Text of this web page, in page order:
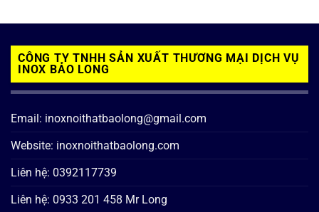
CÔNG TY TNHH SẢN XUẤT THƯƠNG MẠI DỊCH VỤ
INOX BẢO LONG
Email: inoxnoithatbaolong@gmail.com
Website: inoxnoithatbaolong.com
Liên hệ: 0392117739
Liên hệ: 0933 201 458 Mr Long